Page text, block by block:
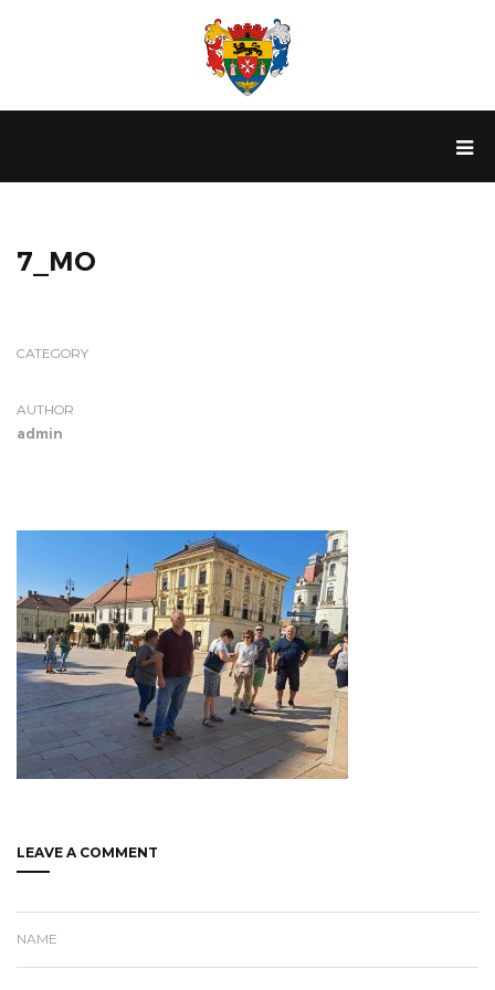
7_MO
CATEGORY
AUTHOR
admin
LEAVE A COMMENT
NAME